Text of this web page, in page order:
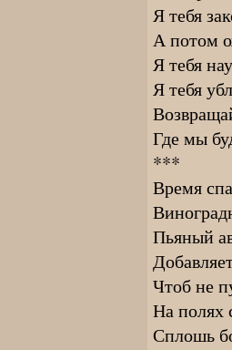
Я тебя
А потом
Я тебя
Я тебя
Где мы
***
Время
Пьяный
Чтоб не
На полях
Сплошь